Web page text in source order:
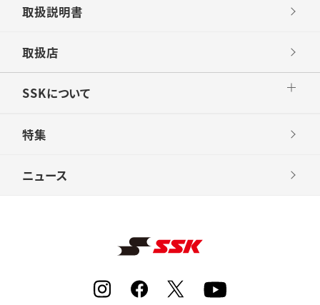
取扱説明書
取扱店
SSKについて
特集
ニュース